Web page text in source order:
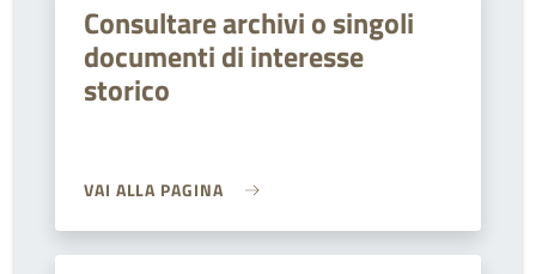
Consultare archivi o singoli
documenti di interesse
storico
VAI ALLA PAGINA